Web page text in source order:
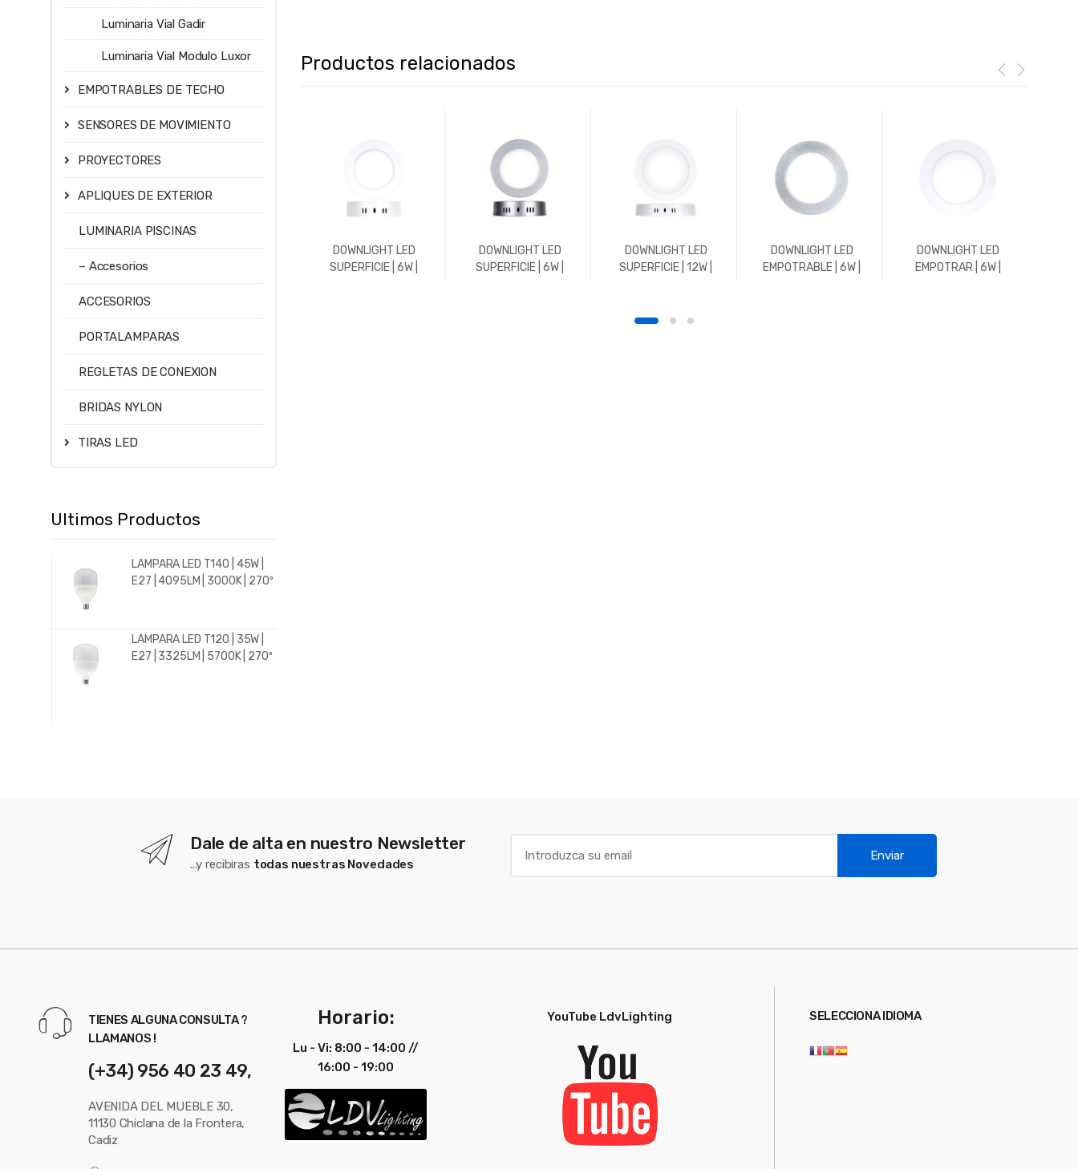
Productos relacionados
DOWNLIGHT LED
SUPERFICIE | 6W |
DOWNLIGHT LED
SUPERFICIE | 6W |
DOWNLIGHT LED
SUPERFICIE | 12W |
DOWNLIGHT LED
EMPOTRABLE | 6W |
DOWNLIGHT LED
EMPOTRAR | 6W |
Luminaria Vial Gadir
Luminaria Vial Modulo Luxor
EMPOTRABLES DE TECHO
SENSORES DE MOVIMIENTO
PROYECTORES
APLIQUES DE EXTERIOR
LUMINARIA PISCINAS
– Accesorios
ACCESORIOS
PORTALAMPARAS
REGLETAS DE CONEXION
BRIDAS NYLON
TIRAS LED
Ultimos Productos
LAMPARA LED T140 | 45W |
E27 | 4095LM | 3000K | 270º
LAMPARA LED T120 | 35W |
E27 | 3325LM | 5700K | 270º
Dale de alta en nuestro Newsletter
...y recibiras todas nuestras Novedades
Enviar
TIENES ALGUNA CONSULTA ?
LLAMANOS !
(+34) 956 40 23 49,
AVENIDA DEL MUEBLE 30,
11130 Chiclana de la Frontera,
Cadiz
Horario:
Lu - Vi: 8:00 - 14:00 //
16:00 - 19:00
YouTube LdvLighting SELECCIONA IDIOMA